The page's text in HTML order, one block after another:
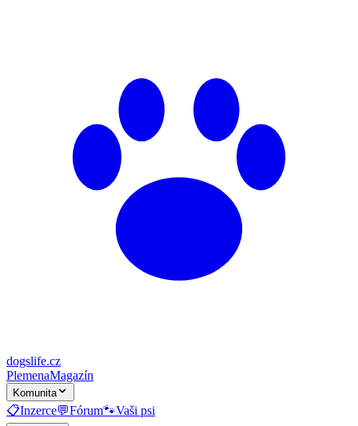
dogslife.cz
PlemenaMagazín
Komunita
📋Inzerce💬Fórum🐾Vaši psi